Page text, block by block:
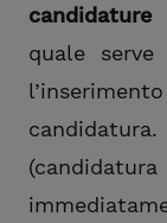
quale